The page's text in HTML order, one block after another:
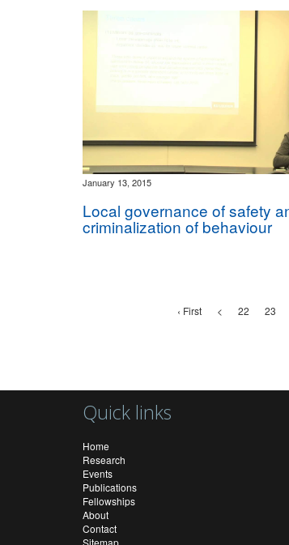
January 13, 2015
Local governance of safety
criminalization of behaviour
‹ First < 22 23
Quick links
Home
Research
Events
Publications
Fellowships
About
Contact
Sitemap